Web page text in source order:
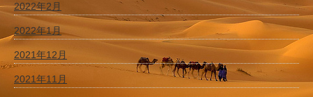
2022年2月
2022年1月
2021年12月
2021年11月